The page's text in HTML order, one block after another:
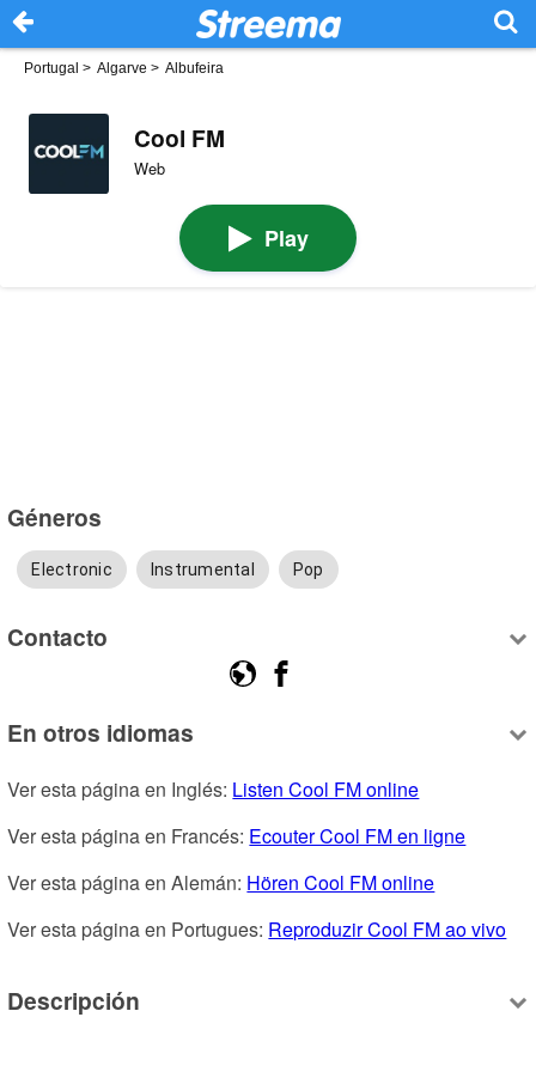
Portugal > Algarve > Albufeira
Cool FM
Web
Play
Géneros
Electronic Instrumental Pop
Contacto
En otros idiomas
Ver esta página en Inglés: Listen Cool FM online
Ver esta página en Francés: Ecouter Cool FM en ligne
Ver esta página en Alemán: Hören Cool FM online
Ver esta página en Portugues: Reproduzir Cool FM ao vivo
Descripción